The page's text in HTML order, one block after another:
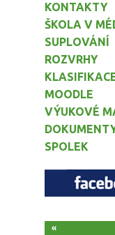
KONTAKTY
ŠKOLA V
SUPLOVÁNÍ
ROZVRHY
MOODLE
VÝUKOVÉ
SPOLEK
«